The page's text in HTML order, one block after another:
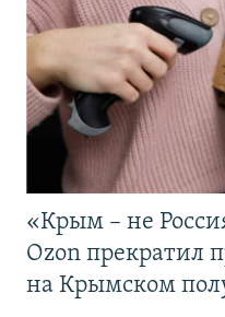
«Крым – не
Ozon прекратил
на Крымском